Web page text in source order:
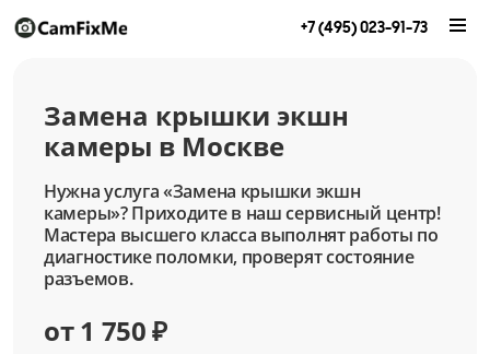
+7 (495) 023-91-73
Замена крышки экшн
камеры в Москве
Нужна услуга «Замена крышки экшн
камеры»? Приходите в наш сервисный центр!
Мастера высшего класса выполнят работы по
диагностике поломки, проверят состояние
разъемов.
от 1 750 ₽